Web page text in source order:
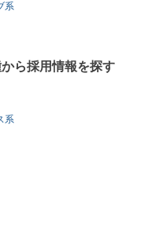
系
ら採用情報を探す
系